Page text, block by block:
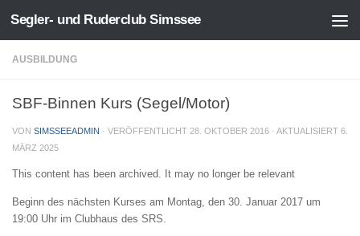
Zum Inhalt springen
Segler- und Ruderclub Simssee
AUSBILDUNG
SBF-Binnen Kurs (Segel/Motor)
VON SIMSSEEADMIN · VERÖFFENTLICHT 28. OKTOBER 2016 · AKTUALISIERT 6.
MÄRZ 2025
This content has been archived. It may no longer be relevant
Beginn des nächsten Kurses am Montag, den 30. Januar 2017 um
19:00 Uhr im Clubhaus des SRS.